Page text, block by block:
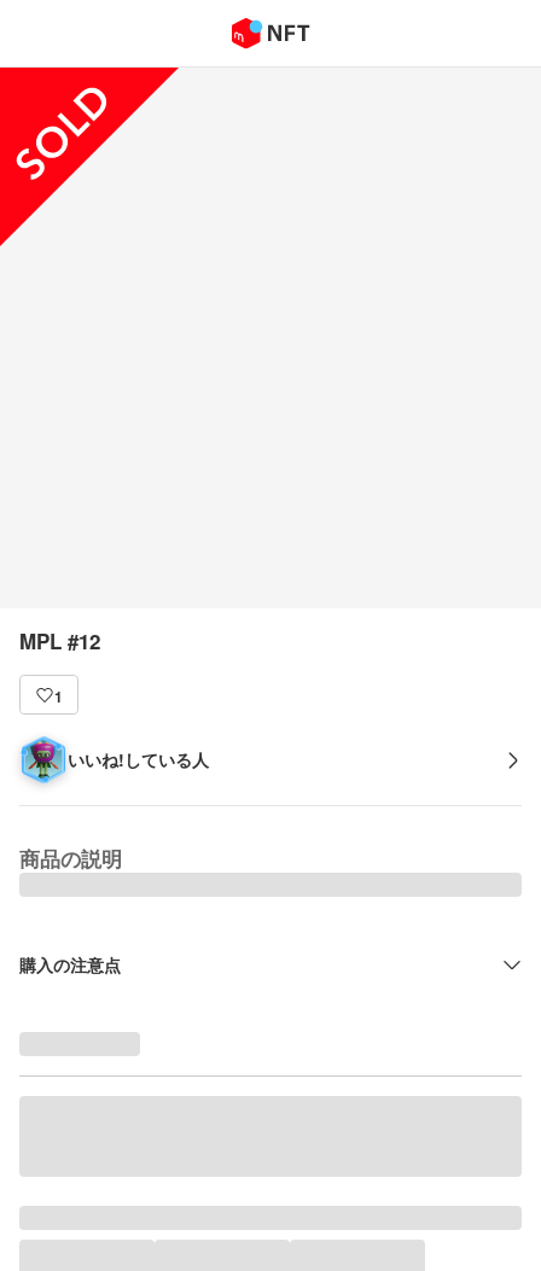
MPL #12
1
いいね!している人
商品の説明
購入の注意点